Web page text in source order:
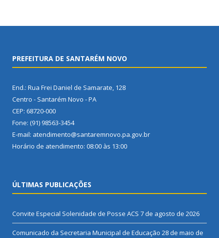
PREFEITURA DE SANTARÉM NOVO
End.: Rua Frei Daniel de Samarate, 128
Centro - Santarém Novo - PA
CEP: 68720-000
Fone: (91) 98563-3454
E-mail: atendimento@santaremnovo.pa.gov.br
Horário de atendimento: 08:00 às 13:00
ÚLTIMAS PUBLICAÇÕES
Convite Especial Solenidade de Posse ACS 7 de agosto de 2026
Comunicado da Secretaria Municipal de Educação 28 de maio de